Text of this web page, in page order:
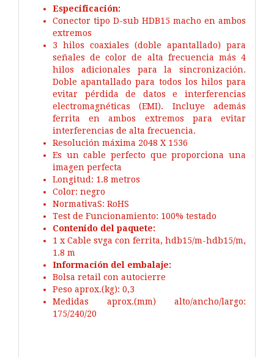
Especificación:
Conector tipo D-sub HDB15 macho en ambos
extremos
3 hilos coaxiales (doble apantallado) para
señales de color de alta frecuencia más 4
hilos adicionales para la sincronización.
Doble apantallado para todos los hilos para
evitar pérdida de datos e interferencias
electromagnéticas (EMI). Incluye además
ferrita en ambos extremos para evitar
interferencias de alta frecuencia.
Resolución máxima 2048 X 1536
Es un cable perfecto que proporciona una
imagen perfecta
Longitud: 1.8 metros
Color: negro
NormativaS: RoHS
Test de Funcionamiento: 100% testado
Contenido del paquete:
1 x Cable svga con ferrita, hdb15/m-hdb15/m,
1.8 m
Información del embalaje:
Bolsa retail con autocierre
Peso aprox.(kg): 0,3
Medidas aprox.(mm) alto/ancho/largo:
175/240/20